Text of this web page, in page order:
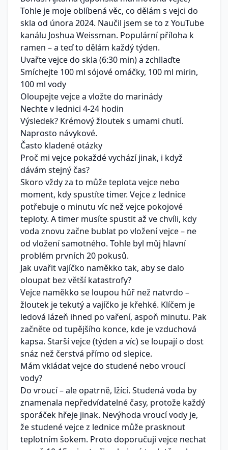
Tohle je moje oblíbená věc, co dělám s vejci do
skla od února 2024. Naučil jsem se to z YouTube
kanálu Joshua Weissman. Populární příloha k
ramen – a teď to dělám každý týden.
Uvařte vejce do skla (6:30 min) a zchllaďte
Smíchejte 100 ml sójové omáčky, 100 ml mirin,
100 ml vody
Oloupejte vejce a vložte do marinády
Nechte v lednici 4-24 hodin
Výsledek? Krémový žloutek s umami chutí.
Naprosto návykové.
Často kladené otázky
Proč mi vejce pokaždé vychází jinak, i když
dávám stejný čas?
Skoro vždy za to může teplota vejce nebo
moment, kdy spustíte timer. Vejce z lednice
potřebuje o minutu víc než vejce pokojové
teploty. A timer musíte spustit až ve chvíli, kdy
voda znovu začne bublat po vložení vejce – ne
od vložení samotného. Tohle byl můj hlavní
problém prvních 20 pokusů.
Jak uvařit vajíčko naměkko tak, aby se dalo
oloupat bez větší katastrofy?
Vejce naměkko se loupou hůř než natvrdo –
žloutek je tekutý a vajíčko je křehké. Klíčem je
ledová lázeň ihned po vaření, aspoň minutu. Pak
začněte od tupějšího konce, kde je vzduchová
kapsa. Starší vejce (týden a víc) se loupají o dost
snáz než čerstvá přímo od slepice.
Mám vkládat vejce do studené nebo vroucí
vody?
Do vroucí – ale opatrně, lžící. Studená voda by
znamenala nepředvídatelné časy, protože každý
sporáček hřeje jinak. Nevýhoda vroucí vody je,
že studené vejce z lednice může prasknout
teplotním šokem. Proto doporučuji vejce nechat